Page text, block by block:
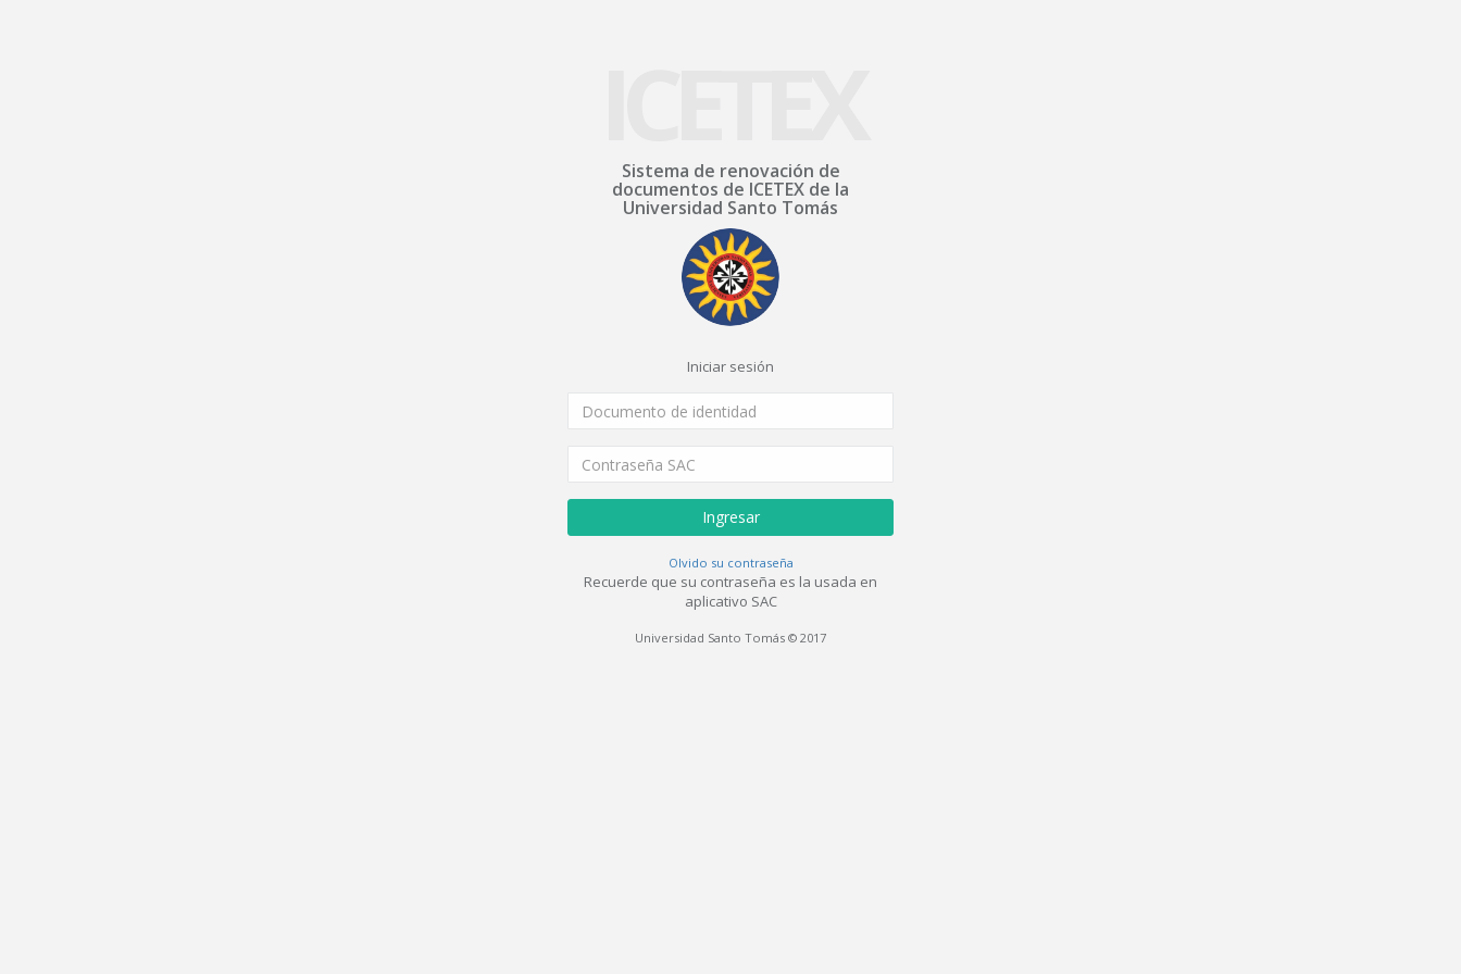
Sistema de renovación de
documentos de ICETEX de la
Universidad Santo Tomás
Iniciar sesión
Ingresar
Olvido su contraseña
Recuerde que su contraseña es la usada en
aplicativo SAC
Universidad Santo Tomás © 2017